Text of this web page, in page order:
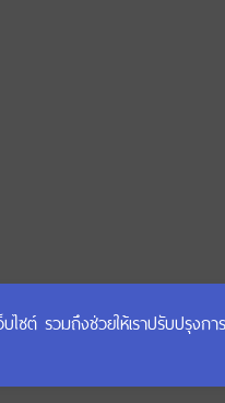
ไซต์ รวมถึงช่วยให้เราปรับปรุงกา